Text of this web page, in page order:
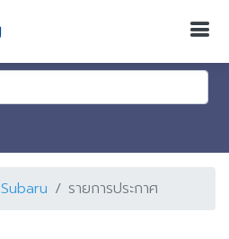
Subaru รายการประกาศ